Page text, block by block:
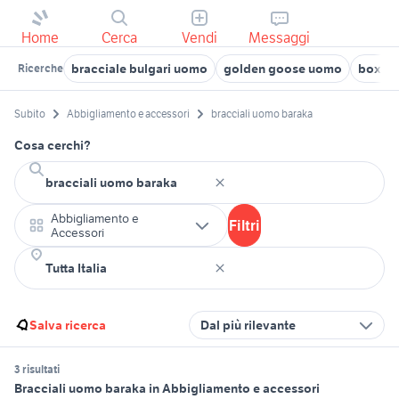
Home Cerca Vendi Messaggi
Ricerche bracciale bulgari uomo golden goose uomo box
Subito Abbigliamento e accessori bracciali uomo baraka
Cosa cerchi?
Abbigliamento e
Accessori
Filtri
Salva ricerca Dal più rilevante
3 risultati
Bracciali uomo baraka in Abbigliamento e accessori